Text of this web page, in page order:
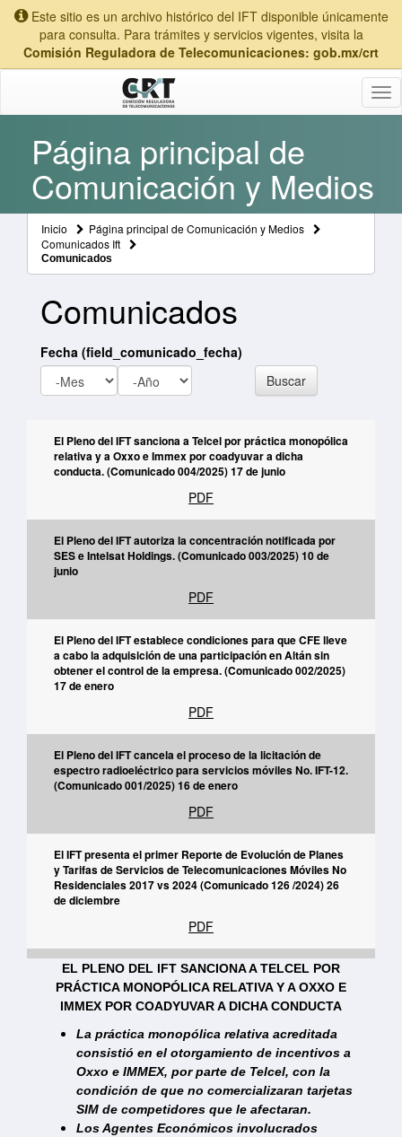
Este sitio es un archivo histórico del IFT disponible únicamente
para consulta. Para trámites y servicios vigentes, visita la
Comisión Reguladora de Telecomunicaciones: gob.mx/crt
Página principal de
Comunicación y Medios
Inicio
Página principal de Comunicación y Medios
Comunicados Ift
Comunicados
Comunicados
Fecha (field_comunicado_fecha)
Mes
Año Buscar
El Pleno del IFT sanciona a Telcel por práctica monopólica
relativa y a Oxxo e Immex por coadyuvar a dicha
conducta. (Comunicado 004/2025) 17 de junio
PDF
El Pleno del IFT autoriza la concentración notificada por
SES e Intelsat Holdings. (Comunicado 003/2025) 10 de
junio
PDF
El Pleno del IFT establece condiciones para que CFE lleve
a cabo la adquisición de una participación en Altán sin
obtener el control de la empresa. (Comunicado 002/2025)
17 de enero
PDF
El Pleno del IFT cancela el proceso de la licitación de
espectro radioeléctrico para servicios móviles No. IFT-12.
(Comunicado 001/2025) 16 de enero
PDF
El IFT presenta el primer Reporte de Evolución de Planes
y Tarifas de Servicios de Telecomunicaciones Móviles No
Residenciales 2017 vs 2024 (Comunicado 126 /2024) 26
de diciembre
PDF
En México, 65.6% de las MiPymes tienen un conocimiento
básico en cuanto a las actividades que realizan en
internet(Comunicado 125/2024) 23 de diciembre
PDF
El Pleno del IFT aprobó la convocatoria y bases de la
Licitación Pública para concesionar el uso,
aprovechamiento y explotación comercial de segmentos
de espectro radioeléctrico para la prestación de
servicios de acceso inalámbrico (Licitación IFT-12) (Co
EL PLENO DEL IFT SANCIONA A TELCEL POR
PRÁCTICA MONOPÓLICA RELATIVA Y A OXXO E
IMMEX POR COADYUVAR A DICHA CONDUCTA
La práctica monopólica relativa acreditada
consistió en el otorgamiento de incentivos a
Oxxo e IMMEX, por parte de Telcel, con la
condición de que no comercializaran tarjetas
SIM de competidores que le afectaran.
Los Agentes Económicos involucrados